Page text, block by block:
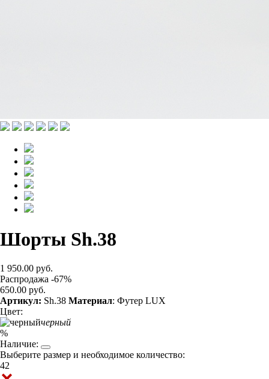
Шорты Sh.38
1 950.00 руб.
Распродажа -67%
650.00 руб.
Артикул: Sh.38 Материал: Футер LUX
Цвет:
черный
%
Наличие:
Выберите размер и необходимое количество:
42